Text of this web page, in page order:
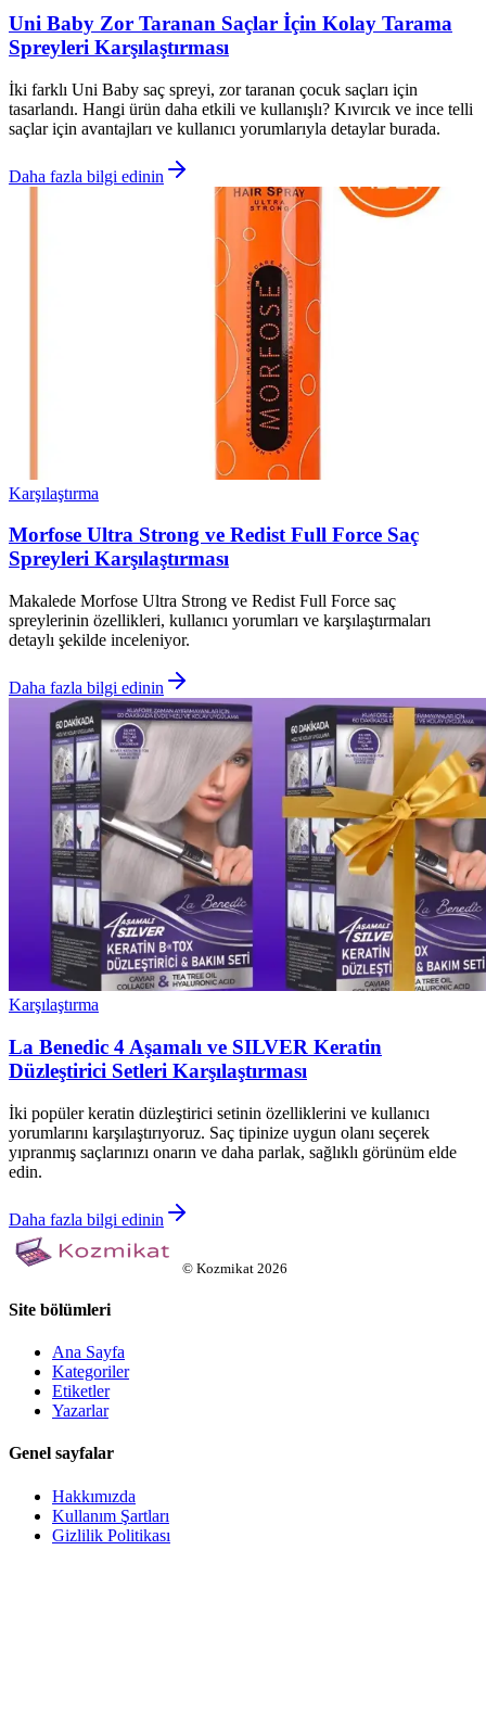
Uni Baby Zor Taranan Saçlar İçin Kolay Tarama
Spreyleri Karşılaştırması
İki farklı Uni Baby saç spreyi, zor taranan çocuk saçları için
tasarlandı. Hangi ürün daha etkili ve kullanışlı? Kıvırcık ve ince telli
saçlar için avantajları ve kullanıcı yorumlarıyla detaylar burada.
Daha fazla bilgi edinin
Karşılaştırma
Morfose Ultra Strong ve Redist Full Force Saç
Spreyleri Karşılaştırması
Makalede Morfose Ultra Strong ve Redist Full Force saç
spreylerinin özellikleri, kullanıcı yorumları ve karşılaştırmaları
detaylı şekilde inceleniyor.
Daha fazla bilgi edinin
Karşılaştırma
La Benedic 4 Aşamalı ve SILVER Keratin
Düzleştirici Setleri Karşılaştırması
İki popüler keratin düzleştirici setinin özelliklerini ve kullanıcı
yorumlarını karşılaştırıyoruz. Saç tipinize uygun olanı seçerek
yıpranmış saçlarınızı onarın ve daha parlak, sağlıklı görünüm elde
edin.
Daha fazla bilgi edinin
© Kozmikat 2026
Site bölümleri
Ana Sayfa
Kategoriler
Etiketler
Yazarlar
Genel sayfalar
Hakkımızda
Kullanım Şartları
Gizlilik Politikası